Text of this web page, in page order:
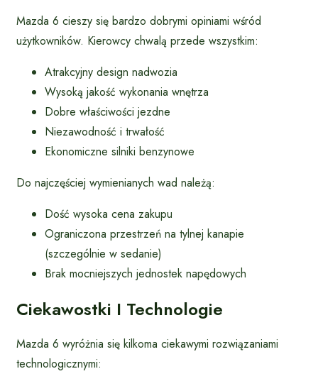
Mazda 6 cieszy się bardzo dobrymi opiniami wśród
użytkowników. Kierowcy chwalą przede wszystkim:
Atrakcyjny design nadwozia
Wysoką jakość wykonania wnętrza
Dobre właściwości jezdne
Niezawodność i trwałość
Ekonomiczne silniki benzynowe
Do najczęściej wymienianych wad należą:
Dość wysoka cena zakupu
Ograniczona przestrzeń na tylnej kanapie
(szczególnie w sedanie)
Brak mocniejszych jednostek napędowych
Ciekawostki I Technologie
Mazda 6 wyróżnia się kilkoma ciekawymi rozwiązaniami
technologicznymi: